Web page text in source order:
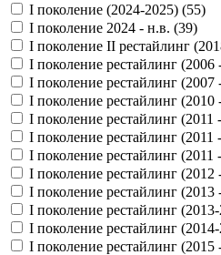
I поколение (2024-2025) (55)
I поколение 2024 - н.в. (39)
I поколение II рестайлинг
I поколение рестайлинг (2006
I поколение рестайлинг (2007
I поколение рестайлинг (2010
I поколение рестайлинг (2011
I поколение рестайлинг (2011
I поколение рестайлинг (2011
I поколение рестайлинг (2012
I поколение рестайлинг (2013
I поколение рестайлинг
I поколение рестайлинг
I поколение рестайлинг (2015